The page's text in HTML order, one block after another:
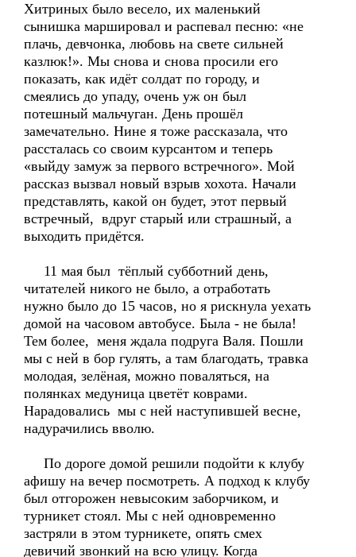
Хитриных было весело, их маленький
сынишка маршировал и распевал песню: «не
плачь, девчонка, любовь на свете сильней
казлюк!». Мы снова и снова просили его
показать, как идёт солдат по городу, и
смеялись до упаду, очень уж он был
потешный мальчуган. День прошёл
замечательно. Нине я тоже рассказала, что
рассталась со своим курсантом и теперь
«выйду замуж за первого встречного». Мой
рассказ вызвал новый взрыв хохота. Начали
представлять, какой он будет, этот первый
встречный, вдруг старый или страшный, а
выходить придётся.
11 мая был тёплый субботний день,
читателей никого не было, а отработать
нужно было до 15 часов, но я рискнула уехать
домой на часовом автобусе. Была - не была!
Тем более, меня ждала подруга Валя. Пошли
мы с ней в бор гулять, а там благодать, травка
молодая, зелёная, можно поваляться, на
полянках медуница цветёт коврами.
Нарадовались мы с ней наступившей весне,
надурачились вволю.
По дороге домой решили подойти к клубу
афишу на вечер посмотреть. А подход к клубу
был отгорожен невысоким заборчиком, и
турникет стоял. Мы с ней одновременно
застряли в этом турникете, опять смех
девичий звонкий на всю улицу. Когда